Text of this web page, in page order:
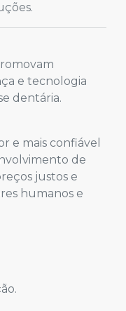
e tecnologia
dentária.
e mais confiável
de
justos e
humanos e